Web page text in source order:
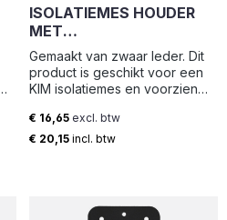
ISOLATIEMES HOUDER
MET
GEREEDSCHAPSKOORD
RING T.B.V. KIM | KH-I |
ELTEE
Gemaakt van zwaar leder. Dit
product is geschikt voor een
KIM isolatiemes en voorzien
Breedte: 8 cm Hoogte: 42 cm
Normale prijs:
€ 16,65 excl. btw
€ 20,15 incl. btw